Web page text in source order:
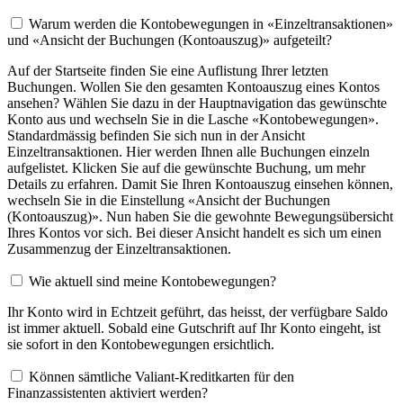
Warum werden die Kontobewegungen in «Einzeltransaktionen»
und «Ansicht der Buchungen (Kontoauszug)» aufgeteilt?
Auf der Startseite finden Sie eine Auflistung Ihrer letzten
Buchungen. Wollen Sie den gesamten Kontoauszug eines Kontos
ansehen? Wählen Sie dazu in der Hauptnavigation das gewünschte
Konto aus und wechseln Sie in die Lasche «Kontobewegungen».
Standardmässig befinden Sie sich nun in der Ansicht
Einzeltransaktionen. Hier werden Ihnen alle Buchungen einzeln
aufgelistet. Klicken Sie auf die gewünschte Buchung, um mehr
Details zu erfahren. Damit Sie Ihren Kontoauszug einsehen können,
wechseln Sie in die Einstellung «Ansicht der Buchungen
(Kontoauszug)». Nun haben Sie die gewohnte Bewegungsübersicht
Ihres Kontos vor sich. Bei dieser Ansicht handelt es sich um einen
Zusammenzug der Einzeltransaktionen.
Wie aktuell sind meine Kontobewegungen?
Ihr Konto wird in Echtzeit geführt, das heisst, der verfügbare Saldo
ist immer aktuell. Sobald eine Gutschrift auf Ihr Konto eingeht, ist
sie sofort in den Kontobewegungen ersichtlich.
Können sämtliche Valiant-Kreditkarten für den
Finanzassistenten aktiviert werden?